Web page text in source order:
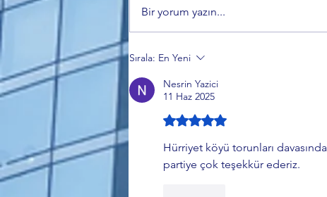
Çerçeve Yasa Komisyondan
Geçti: 12 Maddelik Teklif Neler
Getiriyor?
Bir yorum yazın...
Sırala: En Yeni
Nesrin Yazici
11 Haz 2025
5 üzerinden 5 yıldız
Hürriyet köyü torunları davasında
partiye çok teşekkür ederiz.